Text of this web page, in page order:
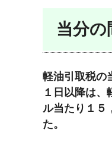
当分の
軽油引取税の
１日以降は
ル当たり１５